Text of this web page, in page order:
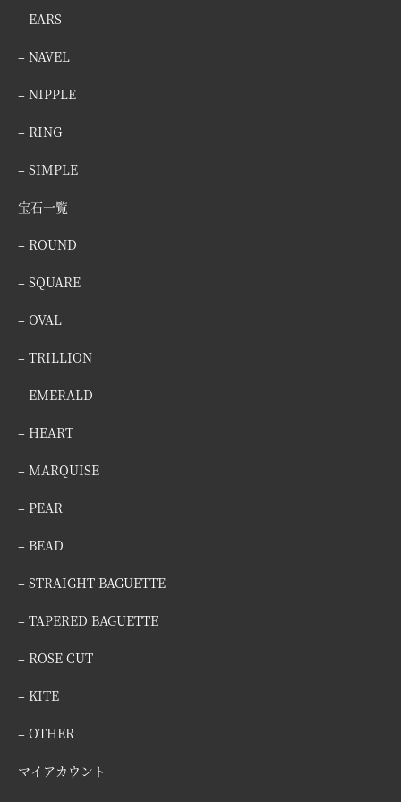
– EARS
– NAVEL
– NIPPLE
– RING
– SIMPLE
宝石一覧
– ROUND
– SQUARE
– OVAL
– TRILLION
– EMERALD
– HEART
– MARQUISE
– PEAR
– BEAD
– STRAIGHT BAGUETTE
– TAPERED BAGUETTE
– ROSE CUT
– KITE
– OTHER
マイアカウント